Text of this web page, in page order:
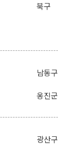
북구
남동구
옹진군
광산구